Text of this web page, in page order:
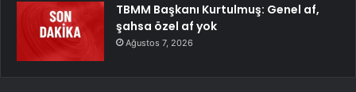
TBMM Başkanı Kurtulmuş: Genel af,
şahsa özel af yok
Ağustos 7, 2026